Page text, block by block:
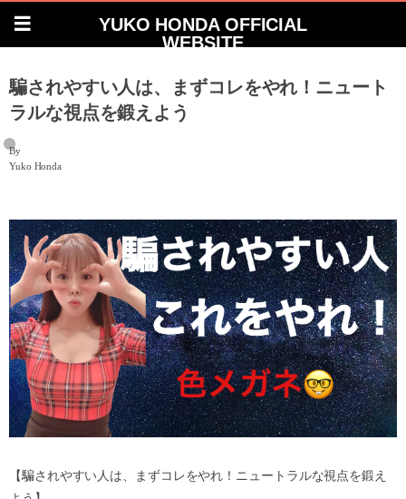
YUKO HONDA OFFICIAL
WEBSITE
騙されやすい人は、まずコレをやれ！ニュート
ラルな視点を鍛えよう
By
Yuko Honda
【騙されやすい人は、まずコレをやれ！ニュートラルな視点を鍛え